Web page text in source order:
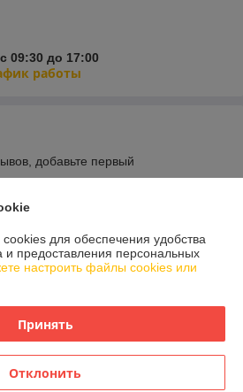
09:30 до 17:00
работы
добавьте первый
для обеспечения удобства
и предоставления персональных
настроить файлы cookies или
Принять
Отклонить